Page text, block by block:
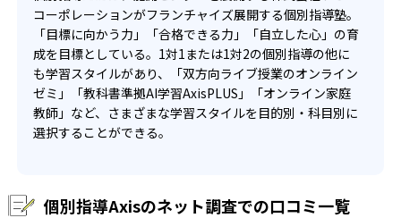
穎明館中学校 - 共栄学園中学校 -
桜丘中学校 - 順天中学校 -
城西大学附属城西中学校 -
コーポレーションがフランチャイズ展開する個別指導塾。
「目標に向かう力」「合格できる力」「自立した心」の育
成を目標としている。1対1または1対2の個別指導の他に
も学習スタイルがあり、「双方向ライブ授業のオンライン
ゼミ」「教科書準拠AI学習AxisPLUS」「オンライン家庭
教師」など、さまざまな学習スタイルを目的別・科目別に
選択することができる。
個別指導Axisのネット調査での口コミ一覧